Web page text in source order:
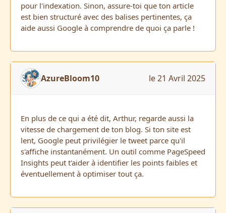
pour l'indexation. Sinon, assure-toi que ton article
est bien structuré avec des balises pertinentes, ça
aide aussi Google à comprendre de quoi ça parle !
AzureBloom10 le 21 Avril 2025
En plus de ce qui a été dit, Arthur, regarde aussi la
vitesse de chargement de ton blog. Si ton site est
lent, Google peut privilégier le tweet parce qu'il
s'affiche instantanément. Un outil comme PageSpeed
Insights peut t'aider à identifier les points faibles et
éventuellement à optimiser tout ça.